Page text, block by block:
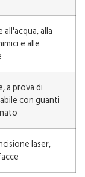
alla
e alle
a prova di
con guanti
laser,